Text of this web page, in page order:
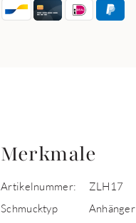
Merkmale
Artikelnummer:
ZLH17
Schmucktyp
Anhänger